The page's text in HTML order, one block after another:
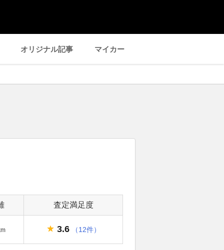
オリジナル記事 マイカー
査定満足度
3.6 （12件）